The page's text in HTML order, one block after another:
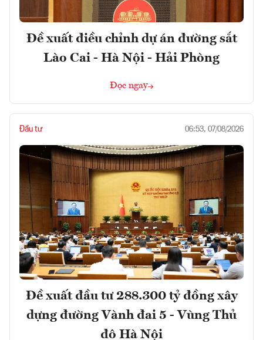
Đề xuất điều chỉnh dự án đường sắt
Lào Cai - Hà Nội - Hải Phòng
Đọc ngay
Đầu tư 06:53, 07/08/2026
Đề xuất đầu tư 288.300 tỷ đồng xây
dựng đường Vành đai 5 - Vùng Thủ
đô Hà Nội